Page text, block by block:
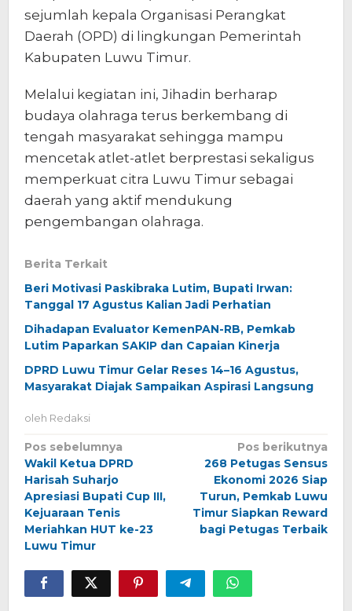
sejumlah kepala Organisasi Perangkat
Daerah (OPD) di lingkungan Pemerintah
Kabupaten Luwu Timur.
Melalui kegiatan ini, Jihadin berharap
budaya olahraga terus berkembang di
tengah masyarakat sehingga mampu
mencetak atlet-atlet berprestasi sekaligus
memperkuat citra Luwu Timur sebagai
daerah yang aktif mendukung
pengembangan olahraga.
Berita Terkait
Beri Motivasi Paskibraka Lutim, Bupati Irwan:
Tanggal 17 Agustus Kalian Jadi Perhatian
Dihadapan Evaluator KemenPAN-RB, Pemkab
Lutim Paparkan SAKIP dan Capaian Kinerja
DPRD Luwu Timur Gelar Reses 14–16 Agustus,
Masyarakat Diajak Sampaikan Aspirasi Langsung
oleh Redaksi
Navigasi
pos
Pos sebelumnya
Wakil Ketua DPRD
Harisah Suharjo
Apresiasi Bupati Cup III,
Kejuaraan Tenis
Meriahkan HUT ke-23
Luwu Timur
Pos berikutnya
268 Petugas Sensus
Ekonomi 2026 Siap
Turun, Pemkab Luwu
Timur Siapkan Reward
bagi Petugas Terbaik